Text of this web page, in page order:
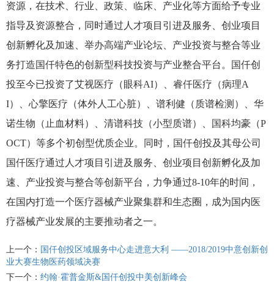
资源，在技术、行业、政策、临床、产业化等方面给予专业
指导及资源整合，同时通过人才项目引进及服务、创业项目
创新孵化及加速、举办高端产业论坛、产业投资与整合等业
务打造国仟特色的创新型科技投资与产业整合平台。国仟创
投至今已投资了艾视医疗（眼科AI）、睿仟医疗（病理A
I）、心擎医疗（体外人工心脏）、谱利健（质谱检测）、华
诺生物（止血材料）、清谱科技（小型质谱）、国科均豪（P
OCT）等多个初创型优质企业。同时，国仟创投及其母公司
国仟医疗通过人才项目引进及服务、创业项目创新孵化及加
速、产业投资与整合等创新平台，力争通过8-10年的时间，
在国内打造一个医疗器械产业聚集群和生态圈，成为国内医
疗器械产业发展的主要推动者之一。
上一个： 国仟创投区域服务中心走进意大利 ——2018/2019中意创新创
业大赛生物医药领域决赛
下一个： 约翰·霍普金斯&国仟创投中美创新峰会